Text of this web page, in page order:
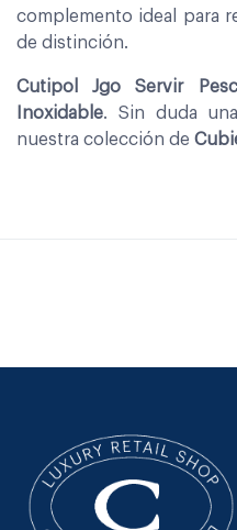
complemento ideal para
de distinción.
Cutipol Jgo Servir
Inoxidable. Sin duda
nuestra colección de